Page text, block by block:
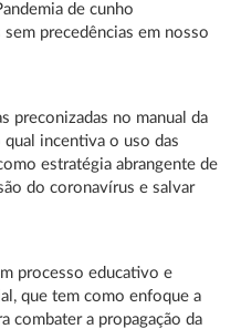
de cunho
precedências em nosso
preconizadas no manual da
qual incentiva o uso das
estratégia abrangente de
do coronavírus e salvar
processo educativo e
que tem como enfoque a
combater a propagação da